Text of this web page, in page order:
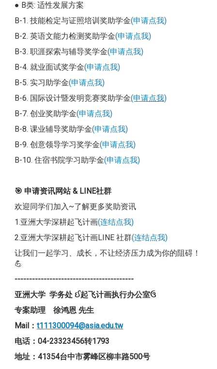
● B类: 适性发展方案
B-1. 技能检定与证照培训奖助学金(申请点我)
B-2. 英语文能力检测奖助学金(申请点我)
B-3. 职涯探索与辅导奖学金(申请点我)
B-4. 就业面试奖学金(申请点我)
B-5. 实习助学金(申请点我)
B-6. 国际设计暨发明竞赛奖助学金(申请点我)
B-7. 创业奖助学金(申请点我)
B-8. 课业辅导奖助学金(申请点我)
B-9. 创意领导学习奖学金(申请点我)
B-10. 住宿书院学习助学金(申请点我)
🎯 申请资讯网站 & LINE社群
欢迎同学们加入~了解更多奖助资讯
1.亚洲大学深耕起飞计画(连结点我)
2.亚洲大学深耕起飞计画LINE 社群(连结点我)
让我们一起学习、成长，不让经济压力成为你的阻碍！
💪
-----------------------------------------
亚洲大学 学务处 ઈ起飞计画执行办公室ઉ
专案助理 徐鸿恩 先生
Mail ： t111300094@asia.edu.tw
电话：04-23323456转1793
地址：41354台中市雾峰区柳丰路500号